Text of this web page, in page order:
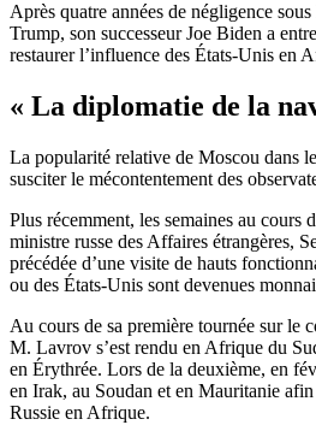
Après quatre années de négligence
Trump, son successeur Joe Biden a
restaurer l’influence des États-Unis en
« La diplomatie de la
La popularité relative de Moscou dans
susciter le mécontentement des
Plus récemment, les semaines au cours
ministre russe des Affaires étrangères,
précédée d’une visite de hauts
ou des États-Unis sont devenues
Au cours de sa première tournée sur le
M. Lavrov s’est rendu en Afrique du
en Érythrée. Lors de la deuxième, en
en Irak, au Soudan et en Mauritanie
Russie en Afrique.